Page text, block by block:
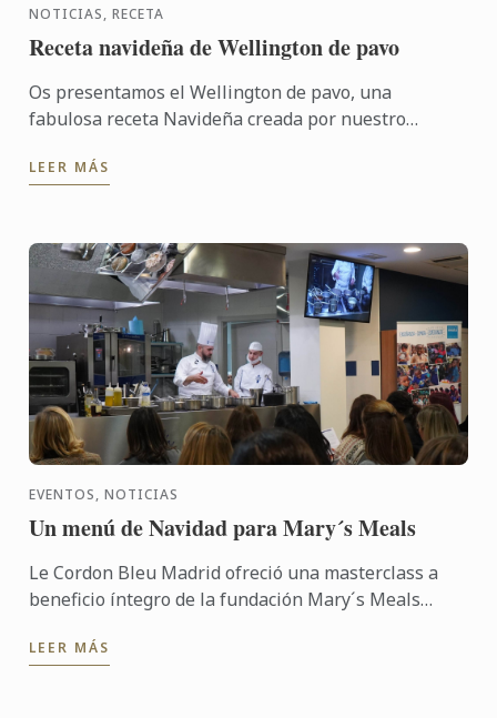
NOTICIAS, RECETA
Receta navideña de Wellington de pavo
Os presentamos el Wellington de pavo, una
fabulosa receta Navideña creada por nuestro
el Chef Karl O´Dell. ...
LEER MÁS
EVENTOS, NOTICIAS
Un menú de Navidad para Mary´s Meals
Le Cordon Bleu Madrid ofreció una masterclass a
beneficio íntegro de la fundación Mary´s Meals
una ...
LEER MÁS